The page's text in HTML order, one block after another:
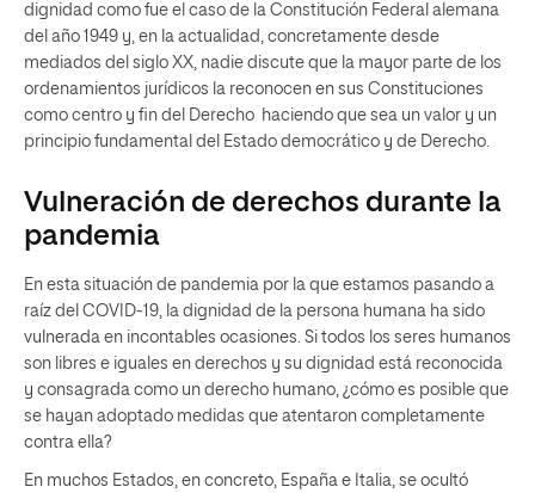
dignidad como fue el caso de la Constitución Federal alemana
del año 1949 y, en la actualidad, concretamente desde
mediados del siglo XX, nadie discute que la mayor parte de los
ordenamientos jurídicos la reconocen en sus Constituciones
como centro y fin del Derecho haciendo que sea un valor y un
principio fundamental del Estado democrático y de Derecho.
Vulneración de derechos durante la
pandemia
En esta situación de pandemia por la que estamos pasando a
raíz del COVID-19, la dignidad de la persona humana ha sido
vulnerada en incontables ocasiones. Si todos los seres humanos
son libres e iguales en derechos y su dignidad está reconocida
y consagrada como un derecho humano, ¿cómo es posible que
se hayan adoptado medidas que atentaron completamente
contra ella?
En muchos Estados, en concreto, España e Italia, se ocultó